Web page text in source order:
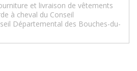
et livraison de vêtements
à cheval du Conseil
Départemental des Bouches-du-